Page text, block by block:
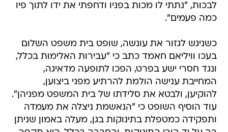
לבכות, "נתתי לו מכות בפניו ודחפתי את ידו לתוך פיו
כמה פעמים".
כשניגש לגזור את עונשה, שופט בית משפט השלום
בעכו וויליאם חאמד כתב כי "עבירות האלימות בכלל,
ונגד חסרי ישע בפרט, הפכו לתופעה מדאיגה,
המחייבת ענישה הולמת להרתיע מפני ביצוען,
להוקיען, ולבטא את סלידתו של בית המשפט מפניהן".
עוד הוסיף השופט כי "הנאשמת ניצלה את מעמדה
ותפקידה כמטפלת בתינוקות בגן, מעלה באמון שניתן